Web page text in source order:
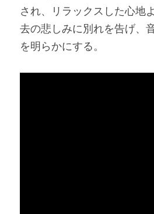
され、リラックスした心地
去の悲しみに別れを告げ、
を明らかにする。​